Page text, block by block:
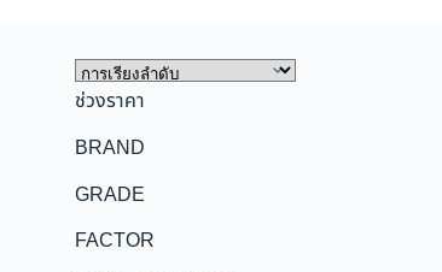
ช่วงราคา
BRAND
GRADE
FACTOR